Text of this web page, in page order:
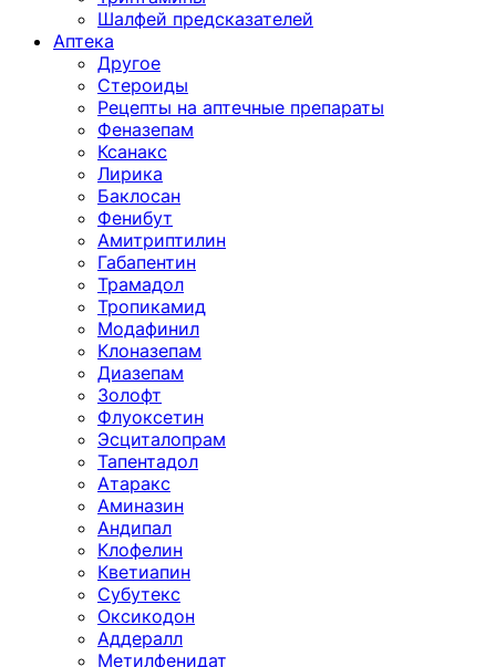
Шалфей предсказателей
Аптека
Другое
Стероиды
Рецепты на аптечные препараты
Феназепам
Ксанакс
Лирика
Баклосан
Фенибут
Амитриптилин
Габапентин
Трамадол
Тропикамид
Модафинил
Клоназепам
Диазепам
Золофт
Флуоксетин
Эсциталопрам
Тапентадол
Атаракс
Аминазин
Андипал
Клофелин
Кветиапин
Субутекс
Оксикодон
Аддералл
Метилфенидат